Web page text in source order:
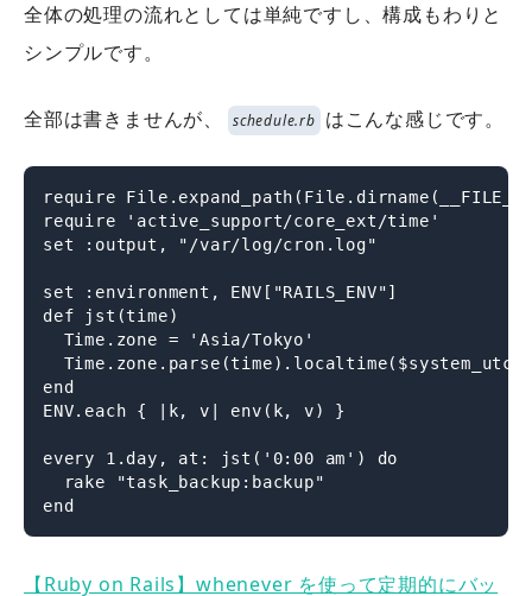
全体の処理の流れとしては単純ですし、構成もわりと
シンプルです。
全部は書きませんが、 schedule.rb はこんな感じです。
require
require 'active_support/core_ext/time'
set :output, "/var/log/cron.log"
set :environment, ENV["RAILS_ENV"]
def jst(time)
  Time.zone = 'Asia/Tokyo'
end
ENV.each { |k, v| env(k, v) }
every 1.day, at: jst('0:00 am') do
  rake "task_backup:backup"
end
【Ruby on Rails】whenever を使って定期的にバッ